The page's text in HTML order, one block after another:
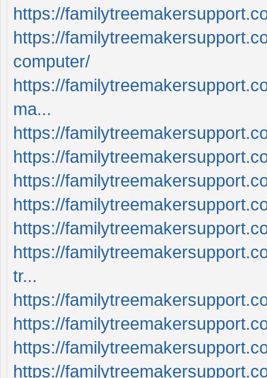
https://
https://
computer/
https://
ma...
https://
https://
https://
https://
https://
https://
tr...
https://
https://
https://
https://